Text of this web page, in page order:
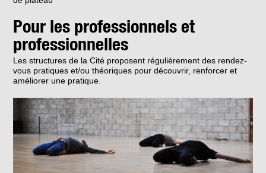
Pour les professionnels et
professionnelles
Les structures de la Cité proposent régulièrement des rendez-
vous pratiques et/ou théoriques pour découvrir, renforcer et
améliorer une pratique.